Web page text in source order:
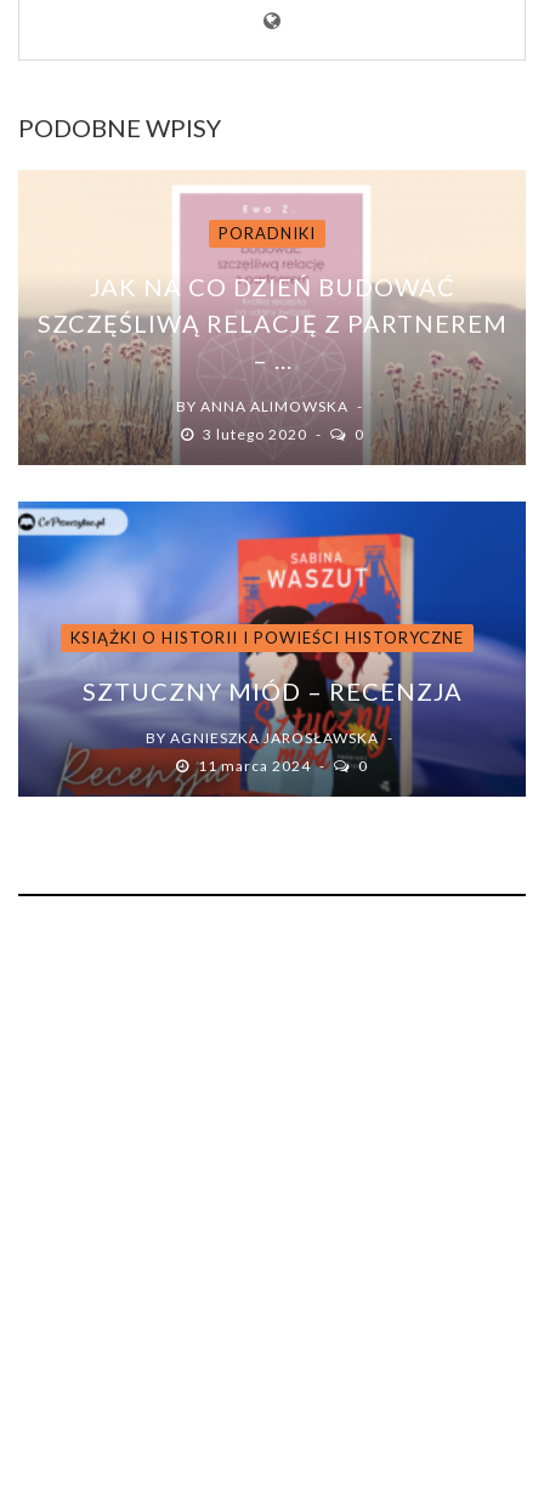
PODOBNE WPISY
PORADNIKI
JAK NA CO DZIEŃ BUDOWAĆ
SZCZĘŚLIWĄ RELACJĘ Z PARTNEREM
– ...
BY ANNA ALIMOWSKA
3 lutego 2020
0
KSIĄŻKI O HISTORII I POWIEŚCI HISTORYCZNE
SZTUCZNY MIÓD – RECENZJA
BY AGNIESZKA JAROSŁAWSKA
11 marca 2024
0